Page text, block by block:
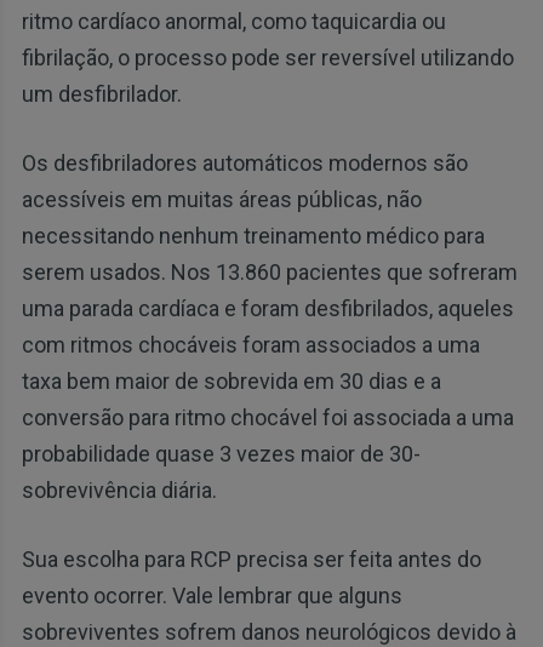
ritmo cardíaco anormal, como taquicardia ou
fibrilação, o processo pode ser reversível utilizando
um desfibrilador.
Os desfibriladores automáticos modernos são
acessíveis em muitas áreas públicas, não
necessitando nenhum treinamento médico para
serem usados. Nos 13.860 pacientes que sofreram
uma parada cardíaca e foram desfibrilados, aqueles
com ritmos chocáveis ​​foram associados a uma
taxa bem maior de sobrevida em 30 dias e a
conversão para ritmo chocável foi associada a uma
probabilidade quase 3 vezes maior de 30-
sobrevivência diária.
Sua escolha para RCP precisa ser feita antes do
evento ocorrer. Vale lembrar que alguns
sobreviventes sofrem danos neurológicos devido à